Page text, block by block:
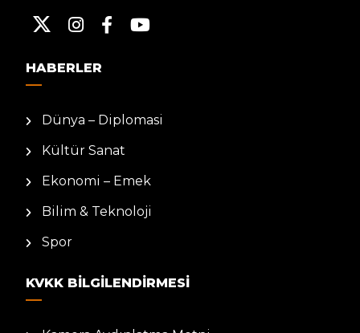
HABERLER
Dünya – Diplomasi
Kültür Sanat
Ekonomi – Emek
Bilim & Teknoloji
Spor
KVKK BILGILENDIRMESI